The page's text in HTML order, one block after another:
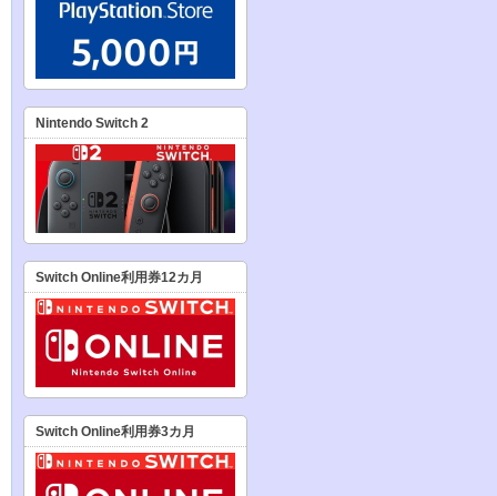
Nintendo Switch 2
Switch Online利用券12カ月
Switch Online利用券3カ月